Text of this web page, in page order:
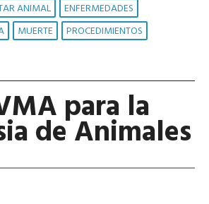
ANIMAL
ENFERMEDADES
MUERTE
PROCEDIMIENTOS
para la
de Animales